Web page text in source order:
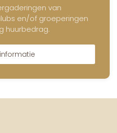
van
en/of groeperingen
huurbedrag.